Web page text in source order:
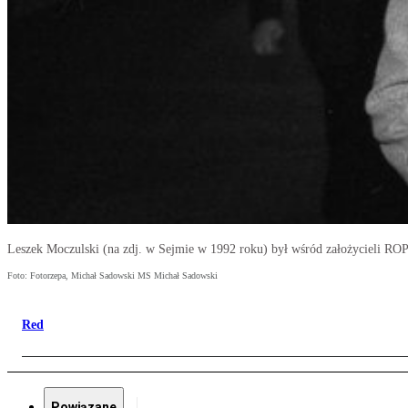
Leszek Moczulski (na zdj. w Sejmie w 1992 roku) był wśród założycieli
Foto: Fotorzepa, Michał Sadowski MS Michał Sadowski
Red